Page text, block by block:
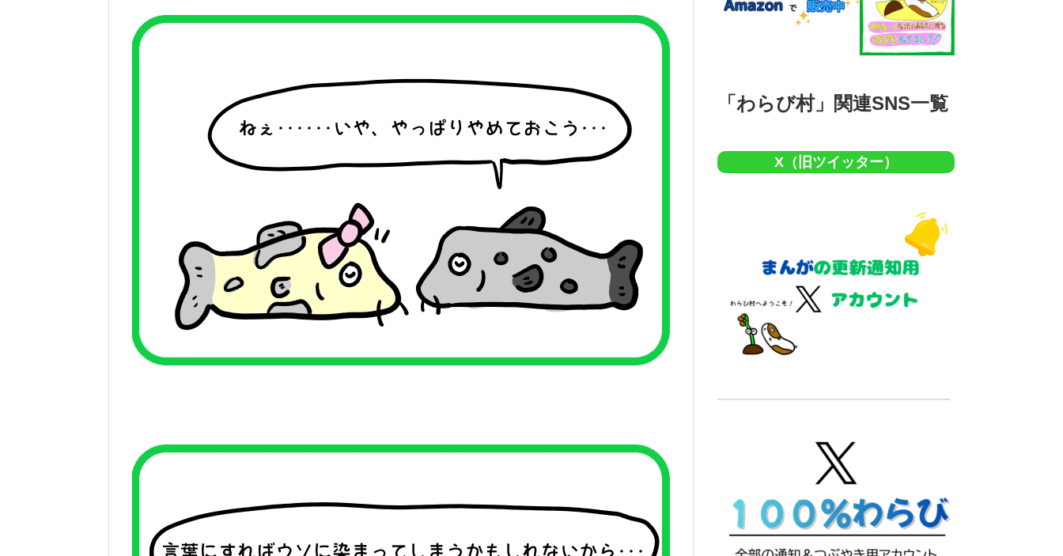
「わらび村」関連SNS一覧
X（旧ツイッター）